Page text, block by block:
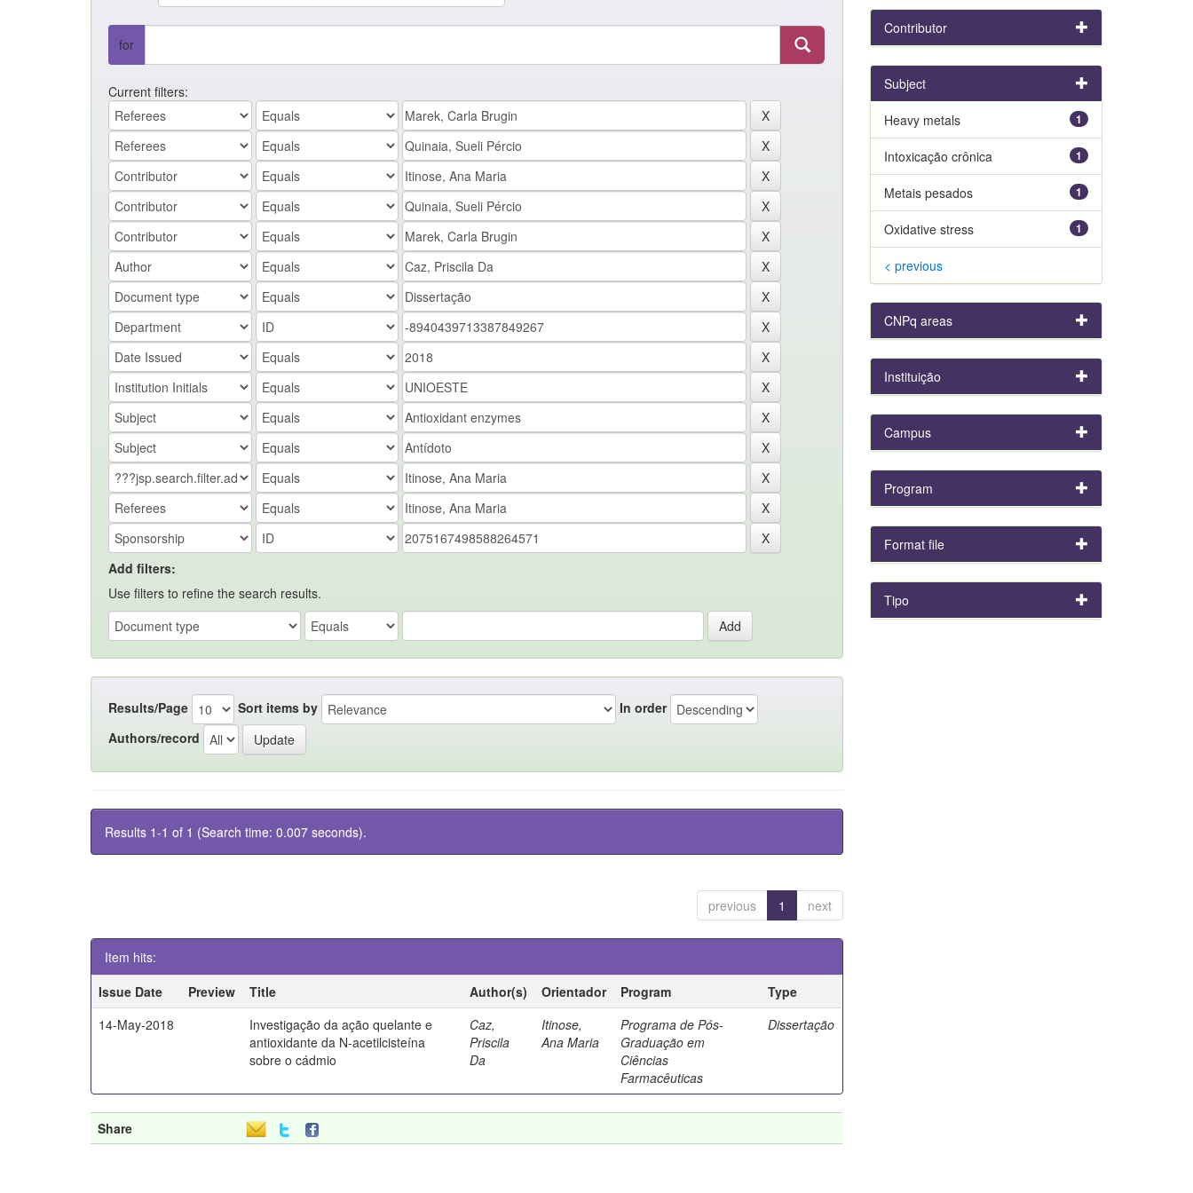
for
Current filters:
Add filters:
Use filters to refine the search results.
Results/Page Sort items by
In order
Authors/record
Results 1-1 of 1 (Search time: 0.007 seconds).
previous 1 next
Item hits:
Issue Date
Preview Title Author(s) Orientador Program
Type
14-May-2018
Investigação da ação quelante e
antioxidante da N-acetilcisteína
sobre o cádmio
Caz,
Priscila
Da
Itinose,
Ana Maria
Programa de Pós-
Graduação em
Ciências
Farmacêuticas
Dissertação
Share
Contributor
Subject
1
Heavy metals
1
Intoxicação crônica
1
Metais pesados
1
Oxidative stress
< previous
CNPq areas
Instituição
Campus
Program
Format file
Tipo